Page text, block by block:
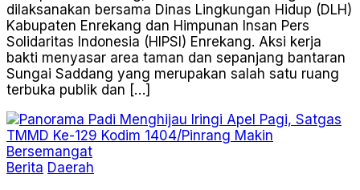
dilaksanakan bersama Dinas Lingkungan Hidup (DLH)
Kabupaten Enrekang dan Himpunan Insan Pers
Solidaritas Indonesia (HIPSI) Enrekang. Aksi kerja
bakti menyasar area taman dan sepanjang bantaran
Sungai Saddang yang merupakan salah satu ruang
terbuka publik dan […]
Berita Daerah